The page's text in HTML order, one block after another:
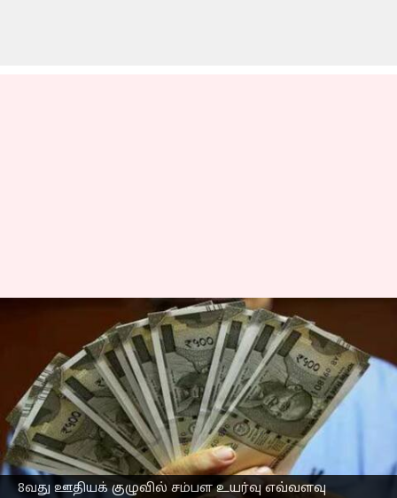
8வது ஊதியக் குழுவில் சம்பள உயர்வு எவ்வளவு
8வது ஊதியக் குழுவில்
சம்பள உயர்வு எவ்வளவு
இருக்கும்? விரிவான
அலசல்
எழுதியவர் Sekar Chinnappan Jan 17, 2025 03:28 pm
செய்தி முன்னோட்டம்